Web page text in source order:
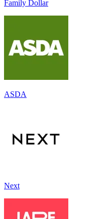
Family Dollar
ASDA
Next